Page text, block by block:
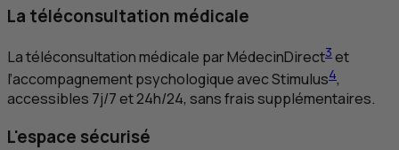
La téléconsultation médicale
La téléconsultation médicale par MédecinDirect3 et
l’accompagnement psychologique avec Stimulus4,
accessibles 7j/7 et 24h/24, sans frais supplémentaires.
L'espace sécurisé